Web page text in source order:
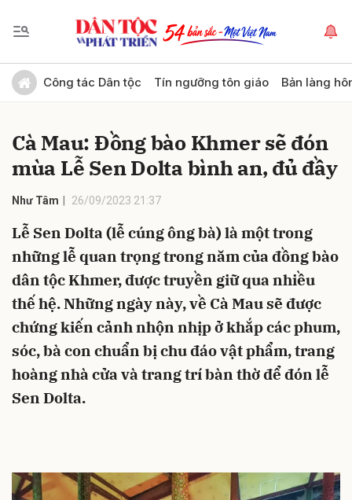
Công tác Dân tộc Tín ngưỡng tôn giáo Bản làng
Cà Mau: Đồng bào Khmer sẽ đón
mùa Lễ Sen Dolta bình an, đủ đầy
Như Tâm 26/09/2023 21:37
Lễ Sen Dolta (lễ cúng ông bà) là một trong
những lễ quan trọng trong năm của đồng bào
dân tộc Khmer, được truyền giữ qua nhiều
thế hệ. Những ngày này, về Cà Mau sẽ được
chứng kiến cảnh nhộn nhịp ở khắp các phum,
sóc, bà con chuẩn bị chu đáo vật phẩm, trang
hoàng nhà cửa và trang trí bàn thờ để đón lễ
Sen Dolta.
Gửi bình luận
Hủy Gửi